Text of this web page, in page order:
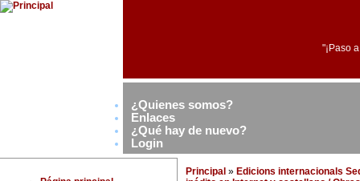
"¡Paso
¿Quienes somos?
Enlaces
¿Qué hay de nuevo?
Login
Principal » Edicions internacionals